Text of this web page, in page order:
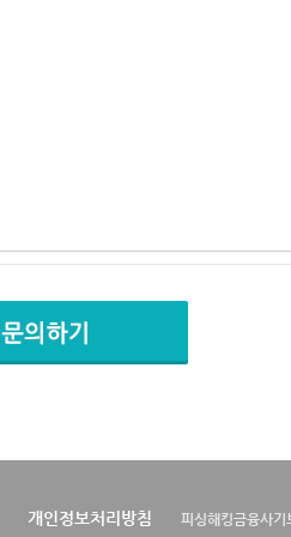
개인정보처리방침 피싱해킹금융사기